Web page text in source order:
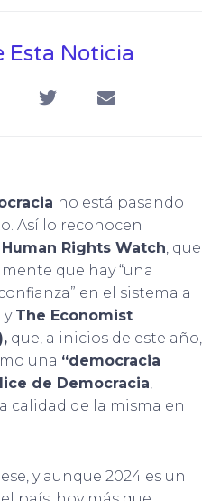
Esta Noticia
no está pasando
Así lo reconocen
Human Rights Watch, que
que hay “una
en el sistema a
y The Economist
que, a inicios de este año,
una “democracia
de Democracia,
calidad de la misma en
y aunque 2024 es un